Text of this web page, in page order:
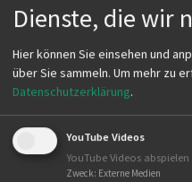
Dienste, die wir
Hier können Sie einsehen und
über Sie sammeln. Um mehr zu
Datenschutzerklärung.
YouTube Videos
YouTube Videos abspielen
Zweck: Externe Medien